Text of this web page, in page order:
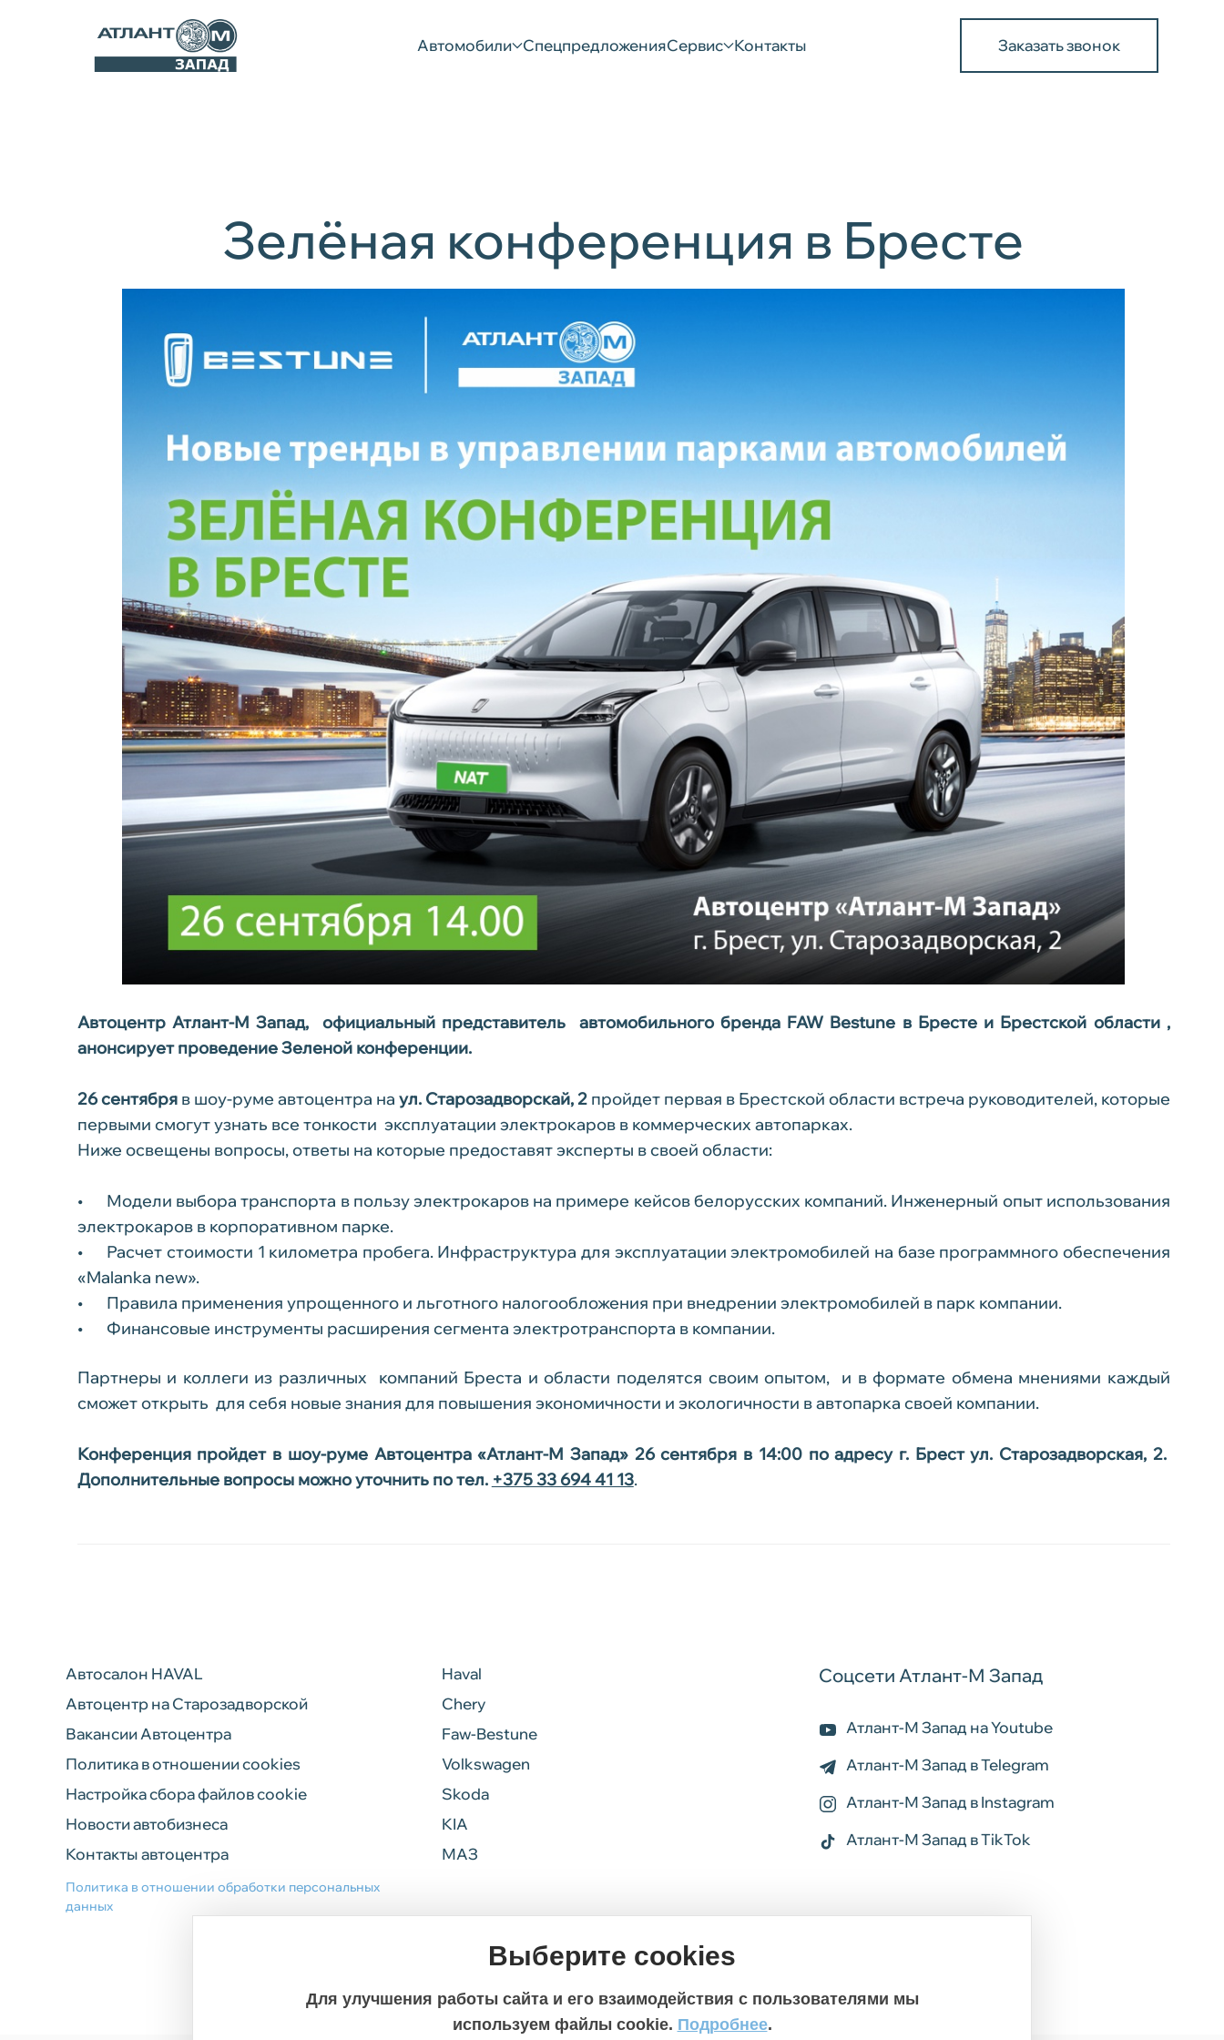
Автомобили СпецпредложенияСервис Контакты Заказать звонок
Зелёная конференция в Бресте
Автоцентр Атлант-М Запад, официальный представитель автомобильного бренда FAW Bestune в Бресте и Брестской области ,
анонсирует проведение Зеленой конференции.
26 сентябряв шоу-руме автоцентра на ул. Старозадворскай, 2пройдет первая в Брестской области встреча руководителей, которые
первыми смогут узнать все тонкости эксплуатации электрокаров в коммерческих автопарках.
Ниже освещены вопросы, ответы на которые предоставят эксперты в своей области:
•
Модели выбора транспорта в пользу электрокаров на примере кейсов белорусских компаний. Инженерный опыт использования
электрокаров в корпоративном парке.
•
Расчет стоимости 1 километра пробега. Инфраструктура для эксплуатации электромобилей на базе программного обеспечения
«Malanka new».
•
Правила применения упрощенного и льготного налогообложения при внедрении электромобилей в парк компании.
•
Финансовые инструменты расширения сегмента электротранспорта в компании.
Партнеры и коллеги из различных компаний Бреста и области поделятся своим опытом, и в формате обмена мнениями каждый
сможет открыть для себя новые знания для повышения экономичности и экологичности в автопарка своей компании.
Конференция пройдет в шоу-руме Автоцентра «Атлант-М Запад» 26 сентября в 14:00 по адресу г. Брест ул. Старозадворская, 2.
Дополнительные вопросы можно уточнить по тел. +375 33 694 41 13.
Автосалон HAVAL
Автоцентр на Старозадворской
Вакансии Автоцентра
Политика в отношении cookies
Настройка сбора файлов cookie
Новости автобизнеса
Контакты автоцентра
Политика в отношении обработки персональных
данных
Haval
Chery
Faw-Bestune
Volkswagen
Skoda
KIA
МАЗ
Соцсети Атлант-М Запад
Атлант-М Запад на Youtube
Атлант-М Запад в Telegram
Атлант-М Запад в Instagram
Атлант-М Запад в TikTok
Выберите cookies
Для улучшения работы сайта и его взаимодействия с пользователями мы
используем файлы cookie. Подробнее.